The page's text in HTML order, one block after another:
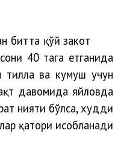
битта қўй закот
40 тага етганида
тилла ва кумуш учун
давомида яйловда
нияти бўлса, худди
қатори ҳисобланади.